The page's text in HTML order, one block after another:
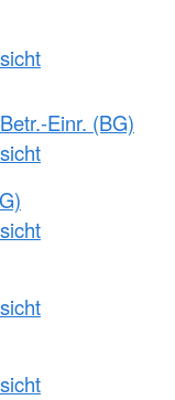
Einr. (BG)